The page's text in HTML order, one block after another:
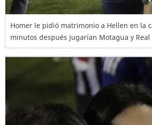
Homer le pidió matrimonio a Hellen en la
minutos después jugarían Motagua y Real